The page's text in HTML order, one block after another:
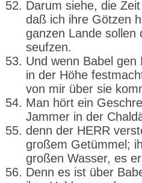
Darum siehe, die
daß ich ihre Götzen
ganzen Lande sollen
seufzen.
Und wenn Babel
in der Höhe
von mir über sie
Man hört ein
Jammer in der
denn der HERR
großem Getümmel;
großen Wasser, es
Denn es ist über